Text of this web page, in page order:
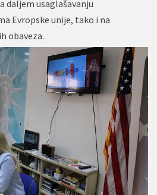
daljem usaglašavanju
Evropske unije, tako i na
obaveza.